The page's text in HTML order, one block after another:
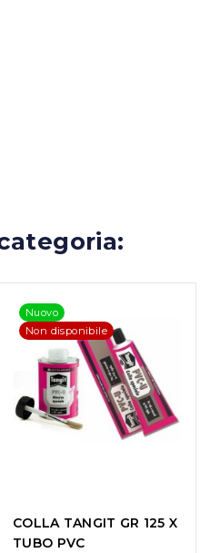
Nuovo
Non disponibile
COLLA TANGIT GR 125 X
TUBO PVC